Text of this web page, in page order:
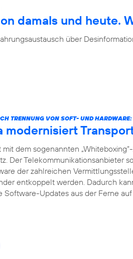
damals und heute.
über
TRENNUNG VON SOFT- UND HARDWARE:
modernisiert
dem sogenannten
Der Telekommunikationsanbieter
der zahlreichen
entkoppelt werden. Dadurch
Software-Updates aus der Ferne